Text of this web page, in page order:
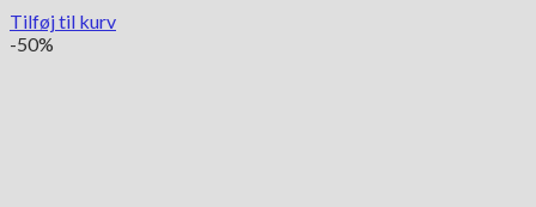
Tilføj til kurv
-50%